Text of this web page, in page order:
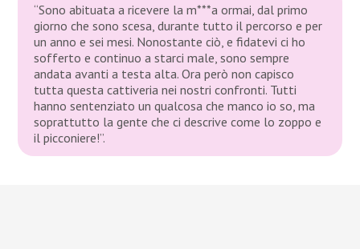
“Sono abituata a ricevere la m***a ormai, dal primo
giorno che sono scesa, durante tutto il percorso e per
un anno e sei mesi. Nonostante ciò, e fidatevi ci ho
sofferto e continuo a starci male, sono sempre
andata avanti a testa alta. Ora però non capisco
tutta questa cattiveria nei nostri confronti. Tutti
hanno sentenziato un qualcosa che manco io so, ma
soprattutto la gente che ci descrive come lo zoppo e
il picconiere!”.